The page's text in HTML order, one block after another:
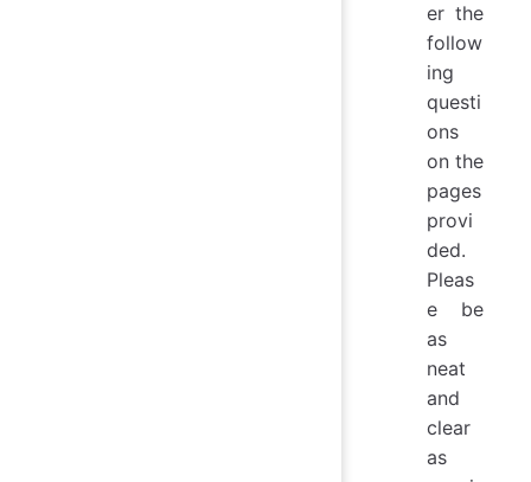
er the
follow
ing
questi
ons
on the
pages
provi
ded.
Pleas
e be
as
neat
and
clear
as